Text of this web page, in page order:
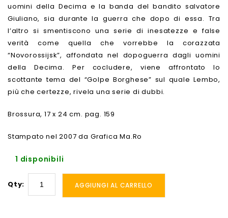
uomini della Decima e la banda del bandito salvatore
Giuliano, sia durante la guerra che dopo di essa. Tra
l’altro si smentiscono una serie di inesatezze e false
verità come quella che vorrebbe la corazzata
“Novorossijsk”, affondata nel dopoguerra dagli uomini
della Decima. Per cocludere, viene affrontato lo
scottante tema del “Golpe Borghese” sul quale Lembo,
più che certezze, rivela una serie di dubbi.
Brossura, 17 x 24 cm. pag. 159
Stampato nel 2007 da Grafica Ma.Ro
1 disponibili
Qty: AGGIUNGI AL CARRELLO